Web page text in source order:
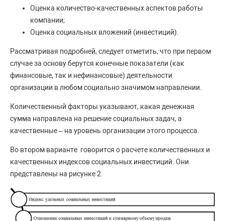
Оценка количество-качественных аспектов работы
компании;
Оценка социальных вложений (инвестиций).
Рассматривая подробней, следует отметить, что при первом
случае за основу берутся конечные показатели (как
финансовые, так и нефинансовые) деятельности
организации в любом социально значимом направлении.
Количественный факторы указывают, какая денежная
сумма направлена на решение социальных задач, а
качественные – на уровень организации этого процесса.
Во втором варианте говорится о расчете количественных и
качественных индексов социальных инвестиций. Они
представлены на рисунке 2.